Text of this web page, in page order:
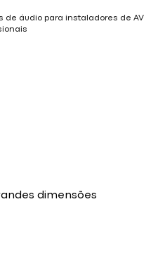
de áudio para instaladores de AV
dimensões